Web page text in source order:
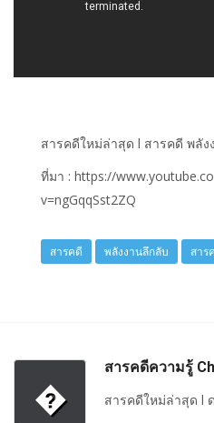
สารคดีใหม่ล่าสุด l สารคดี พลัง
ที่มา : https://
v=ngGqqSst2ZQ
สารคดี พลังงานลึกลับ สาร
�
สารคดีความรู้
สารคดีใหม่ล่าสุด l